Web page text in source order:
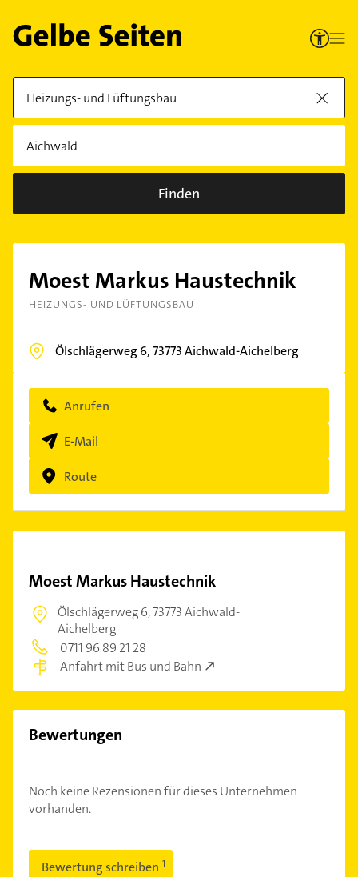
Finden
Moest Markus Haustechnik
HEIZUNGS- UND LÜFTUNGSBAU
Ölschlägerweg 6,73773Aichwald-Aichelberg
Anrufen
E-Mail
Route
Moest Markus Haustechnik
Ölschlägerweg 6,73773 Aichwald-
Aichelberg
0711 96 89 21 28
Anfahrt mit Bus und Bahn
Bewertungen
Noch keine Rezensionen für dieses Unternehmen
vorhanden.
Bewertung schreiben